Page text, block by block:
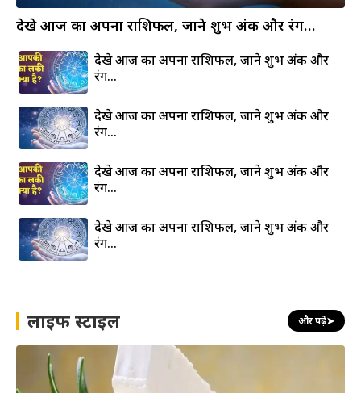
देखे आज का अपना राशिफल, जाने शुभ अंक और रंग…
देखे आज का अपना राशिफल, जाने शुभ अंक और
रंग…
देखे आज का अपना राशिफल, जाने शुभ अंक और
रंग…
देखे आज का अपना राशिफल, जाने शुभ अंक और
रंग…
देखे आज का अपना राशिफल, जाने शुभ अंक और
रंग…
लाइफ स्टाइल और पढ़ें➤